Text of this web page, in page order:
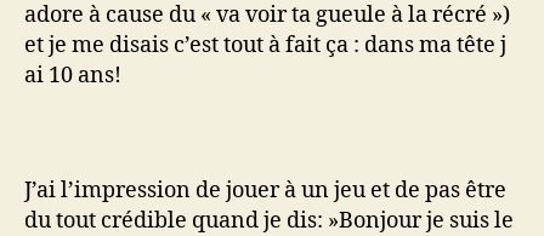
adore à cause du « va voir ta gueule à la récré »)
et je me disais c’est tout à fait ça : dans ma tête j
ai 10 ans!
J’ai l’impression de jouer à un jeu et de pas être
du tout crédible quand je dis: »Bonjour je suis le